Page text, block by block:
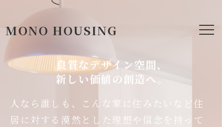
良質なデザイン空間、
新しい価値の創造へ。
人なら誰しも、こんな家に住みたいなど住
居に対する漠然とした理想や信念を持って
MONO HOUSING